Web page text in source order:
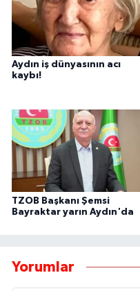
Aydın iş dünyasının acı
kaybı!
TZOB Başkanı Şemsi
Bayraktar yarın Aydın'da
Yorumlar